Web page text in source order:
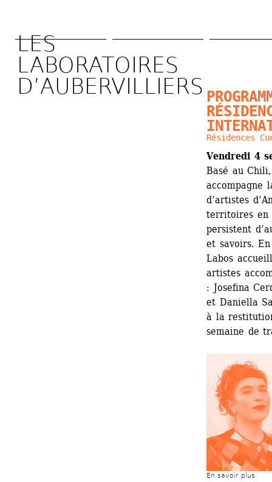
principal
LES
LABORATOIRES
D’AUBERVILLIERS
Résidences
Vendredi 4
Basé au
­accompagne
d’artistes
territoires en
persistent
et savoirs.
Labos
artistes
: Josefina
et Daniella
à la
semaine de
En savoir plus.